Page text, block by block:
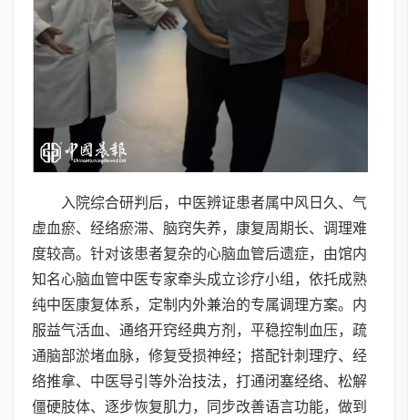
入院综合研判后，中医辨证患者属中风日久、气
虚血瘀、经络瘀滞、脑窍失养，康复周期长、调理难
度较高。针对该患者复杂的心脑血管后遗症，由馆内
知名心脑血管中医专家牵头成立诊疗小组，依托成熟
纯中医康复体系，定制内外兼治的专属调理方案。内
服益气活血、通络开窍经典方剂，平稳控制血压，疏
通脑部淤堵血脉，修复受损神经；搭配针刺理疗、经
络推拿、中医导引等外治技法，打通闭塞经络、松解
僵硬肢体、逐步恢复肌力，同步改善语言功能，做到